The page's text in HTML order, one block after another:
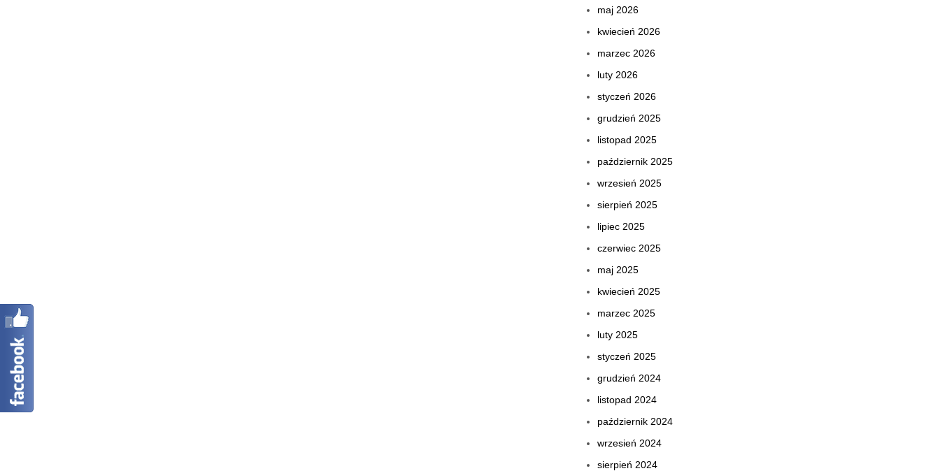
maj 2026
kwiecień 2026
marzec 2026
luty 2026
styczeń 2026
grudzień 2025
listopad 2025
październik 2025
wrzesień 2025
sierpień 2025
lipiec 2025
czerwiec 2025
maj 2025
kwiecień 2025
marzec 2025
luty 2025
styczeń 2025
grudzień 2024
listopad 2024
październik 2024
wrzesień 2024
sierpień 2024